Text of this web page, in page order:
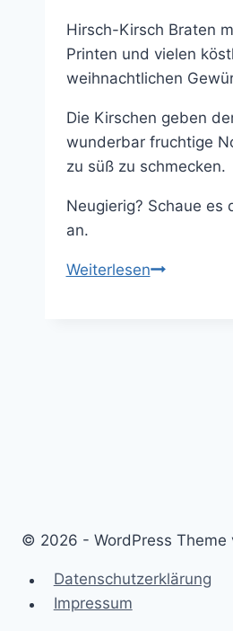
Hirsch-Kirsch Braten
Printen und vielen
weihnachtlichen
Die Kirschen geben
wunderbar fruchtige
zu süß zu schmecken.
Neugierig? Schaue es
an.
WeiterlesenHirsch-
© 2026 - WordPress Theme
Datenschutzerklärung
Impressum